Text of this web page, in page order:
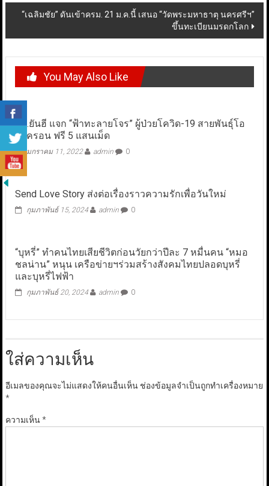
“เฉลิมชัย” ดันเข้าครม. 21 ม.ค.นี้ เสนอ “วัดพระมหาธาตุ นครศรีฯ”
ขึ้นทะเบียนมรดกโลก
You May Also Like
รพ.ยันฮี แจก “ฟ้าทะลายโจร” ผู้ป่วยโควิด-19 สายพันธุ์โอ
ไมครอน ฟรี 5 แสนเม็ด
มกราคม 11, 2022 admin 0
Send Love Story ส่งต่อเรื่องราวความรักเพื่อวันใหม่
กุมภาพันธ์ 15, 2024 admin 0
“บุหรี่” ทำคนไทยเสียชีวิตก่อนวัยกว่าปีละ 7 หมื่นคน “หมอ
ชลน่าน” หนุน เครือข่ายฯร่วมสร้างสังคมไทยปลอดบุหรี่
และบุหรี่ไฟฟ้า
กุมภาพันธ์ 20, 2024 admin 0
ใส่ความเห็น
อีเมลของคุณจะไม่แสดงให้คนอื่นเห็น ช่องข้อมูลจำเป็นถูกทำเครื่องหมาย
*
ความเห็น*